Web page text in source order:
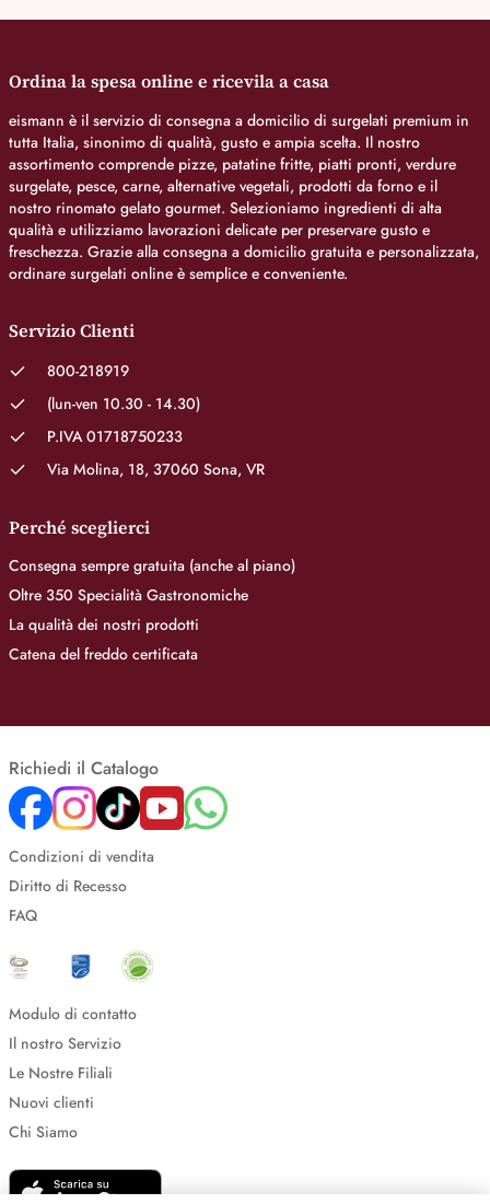
Ordina la spesa online e ricevila a casa
eismann è il servizio di consegna a domicilio di surgelati premium in
tutta Italia, sinonimo di qualità, gusto e ampia scelta. Il nostro
assortimento comprende pizze, patatine fritte, piatti pronti, verdure
surgelate, pesce, carne, alternative vegetali, prodotti da forno e il
nostro rinomato gelato gourmet. Selezioniamo ingredienti di alta
qualità e utilizziamo lavorazioni delicate per preservare gusto e
freschezza. Grazie alla consegna a domicilio gratuita e personalizzata,
ordinare surgelati online è semplice e conveniente.
Servizio Clienti
800-218919
(lun-ven 10.30 - 14.30)
P.IVA 01718750233
Via Molina, 18, 37060 Sona, VR
Perché sceglierci
Consegna sempre gratuita (anche al piano)
Oltre 350 Specialità Gastronomiche
La qualità dei nostri prodotti
Catena del freddo certificata
Richiedi il Catalogo
Condizioni di vendita
Diritto di Recesso
FAQ
Modulo di contatto
Il nostro Servizio
Le Nostre Filiali
Nuovi clienti
Chi Siamo